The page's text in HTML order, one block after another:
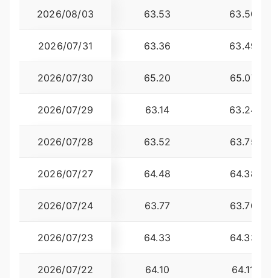
2026/08/03 63.53 63.5000
2026/07/31 63.36 63.4900
2026/07/30 65.20 65.0700
2026/07/29 63.14 63.2400
2026/07/28 63.52 63.7500
2026/07/27 64.48 64.3800
2026/07/24 63.77 63.7000
2026/07/23 64.33 64.3300
2026/07/22 64.10 64.1100